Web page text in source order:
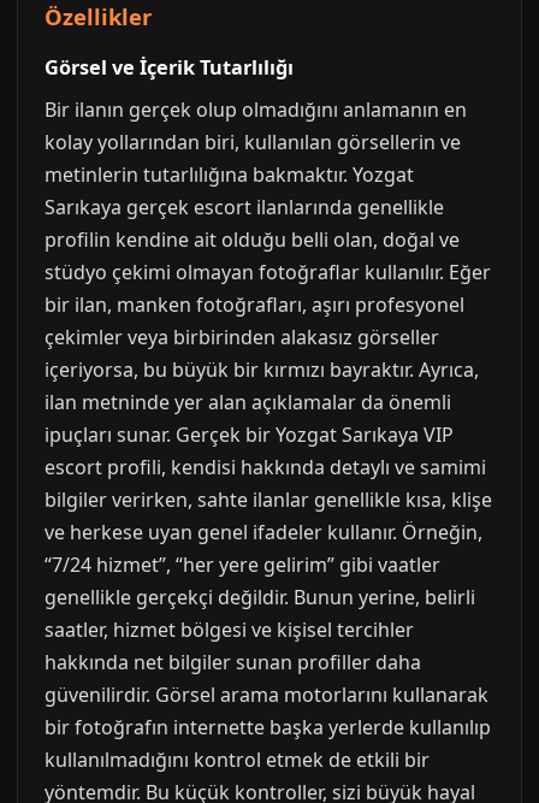
Özellikler
Görsel ve İçerik Tutarlılığı
Bir ilanın gerçek olup olmadığını anlamanın en
kolay yollarından biri, kullanılan görsellerin ve
metinlerin tutarlılığına bakmaktır. Yozgat
Sarıkaya gerçek escort ilanlarında genellikle
profilin kendine ait olduğu belli olan, doğal ve
stüdyo çekimi olmayan fotoğraflar kullanılır. Eğer
bir ilan, manken fotoğrafları, aşırı profesyonel
çekimler veya birbirinden alakasız görseller
içeriyorsa, bu büyük bir kırmızı bayraktır. Ayrıca,
ilan metninde yer alan açıklamalar da önemli
ipuçları sunar. Gerçek bir Yozgat Sarıkaya VIP
escort profili, kendisi hakkında detaylı ve samimi
bilgiler verirken, sahte ilanlar genellikle kısa, klişe
ve herkese uyan genel ifadeler kullanır. Örneğin,
“7/24 hizmet”, “her yere gelirim” gibi vaatler
genellikle gerçekçi değildir. Bunun yerine, belirli
saatler, hizmet bölgesi ve kişisel tercihler
hakkında net bilgiler sunan profiller daha
güvenilirdir. Görsel arama motorlarını kullanarak
bir fotoğrafın internette başka yerlerde kullanılıp
kullanılmadığını kontrol etmek de etkili bir
yöntemdir. Bu küçük kontroller, sizi büyük hayal